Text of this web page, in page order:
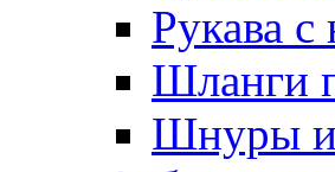
Рукава
Шланги
Шнуры и